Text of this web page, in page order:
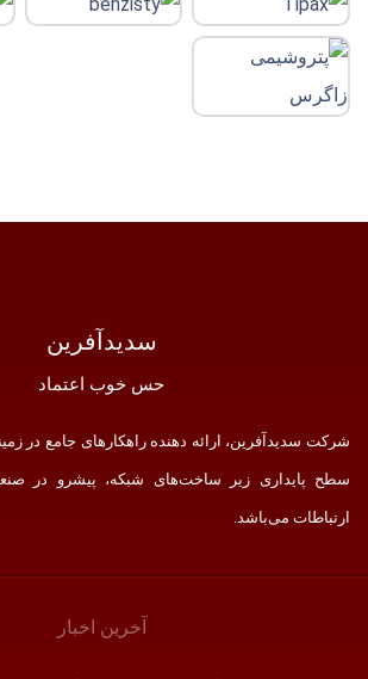
سدید‌آفرین
حس خوب اعتماد
سدید‌آفرین، ارائه دهنده راهکارهای جامع در زمینه
پایداری زیر ساخت‌های شبکه، پیشرو در صنعت
می‌باشد.
آخرین اخبار